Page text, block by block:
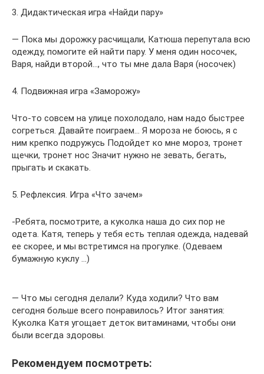
3. Дидактическая игра «Найди пару»
— Пока мы дорожку расчищали, Катюша перепутала всю
одежду, помогите ей найти пару. У меня один носочек,
Варя, найди второй…, что ты мне дала Варя (носочек)
4. Подвижная игра «Заморожу»
Что-то совсем на улице похолодало, нам надо быстрее
согреться. Давайте поиграем… Я мороза не боюсь, я с
ним крепко подружусь Подойдет ко мне мороз, тронет
щечки, тронет нос Значит нужно не зевать, бегать,
прыгать и скакать.
5. Рефлексия. Игра «Что зачем»
-Ребята, посмотрите, а куколка наша до сих пор не
одета. Катя, теперь у тебя есть теплая одежда, надевай
ее скорее, и мы встретимся на прогулке. (Одеваем
бумажную куклу …)
— Что мы сегодня делали? Куда ходили? Что вам
сегодня больше всего понравилось? Итог занятия:
Куколка Катя угощает деток витаминами, чтобы они
были всегда здоровы.
Рекомендуем посмотреть: